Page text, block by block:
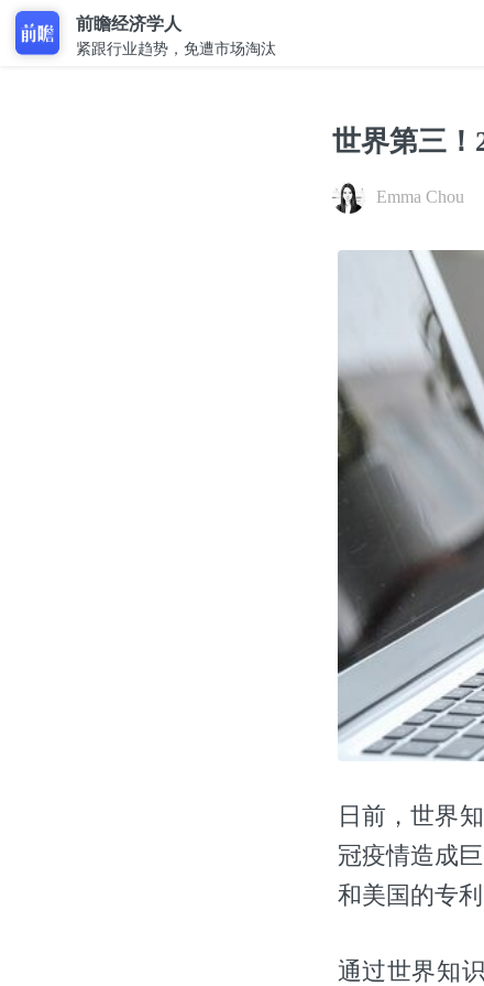
前瞻经济学人
紧跟行业趋势，免遭市场淘汰
世界第三！
Emma Chou
日前，世界
冠疫情造成
和美国的专
通过世界知